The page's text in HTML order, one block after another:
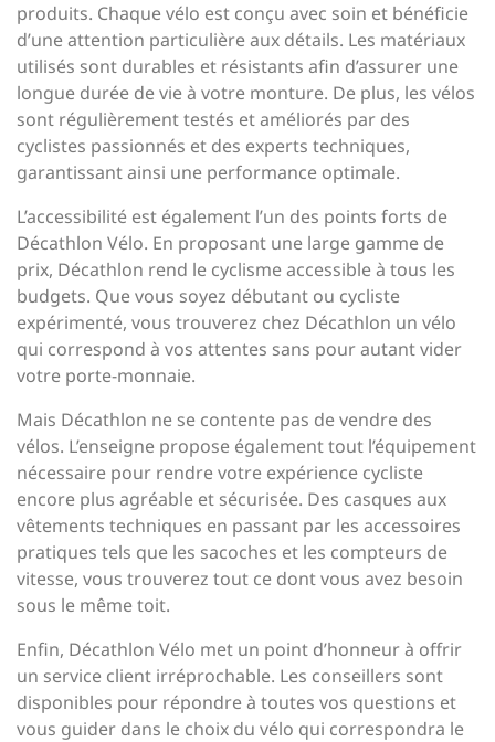
produits. Chaque vélo est conçu avec soin et bénéficie
d’une attention particulière aux détails. Les matériaux
utilisés sont durables et résistants afin d’assurer une
longue durée de vie à votre monture. De plus, les vélos
sont régulièrement testés et améliorés par des
cyclistes passionnés et des experts techniques,
garantissant ainsi une performance optimale.
L’accessibilité est également l’un des points forts de
Décathlon Vélo. En proposant une large gamme de
prix, Décathlon rend le cyclisme accessible à tous les
budgets. Que vous soyez débutant ou cycliste
expérimenté, vous trouverez chez Décathlon un vélo
qui correspond à vos attentes sans pour autant vider
votre porte-monnaie.
Mais Décathlon ne se contente pas de vendre des
vélos. L’enseigne propose également tout l’équipement
nécessaire pour rendre votre expérience cycliste
encore plus agréable et sécurisée. Des casques aux
vêtements techniques en passant par les accessoires
pratiques tels que les sacoches et les compteurs de
vitesse, vous trouverez tout ce dont vous avez besoin
sous le même toit.
Enfin, Décathlon Vélo met un point d’honneur à offrir
un service client irréprochable. Les conseillers sont
disponibles pour répondre à toutes vos questions et
vous guider dans le choix du vélo qui correspondra le